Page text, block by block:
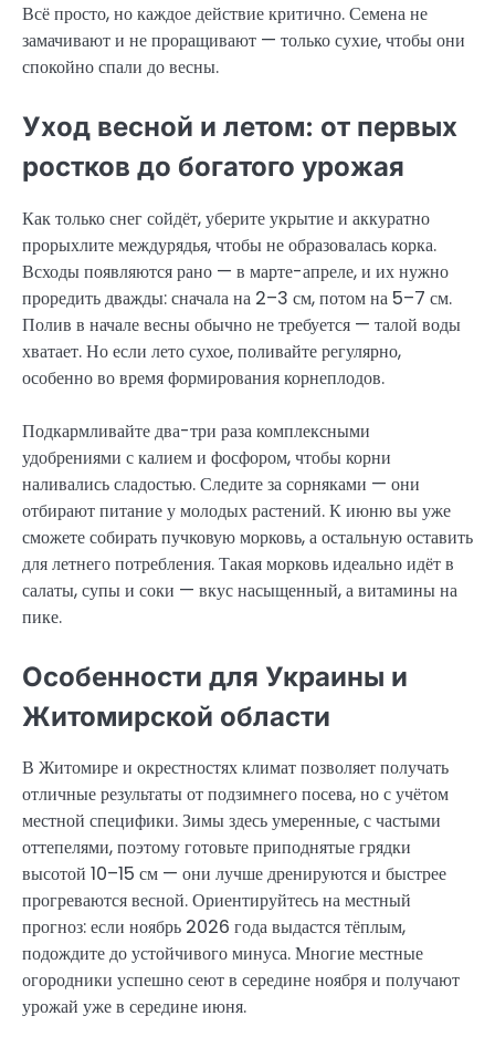
Всё просто, но каждое действие критично. Семена не
замачивают и не проращивают — только сухие, чтобы они
спокойно спали до весны.
Уход весной и летом: от первых
ростков до богатого урожая
Как только снег сойдёт, уберите укрытие и аккуратно
прорыхлите междурядья, чтобы не образовалась корка.
Всходы появляются рано — в марте-апреле, и их нужно
проредить дважды: сначала на 2–3 см, потом на 5–7 см.
Полив в начале весны обычно не требуется — талой воды
хватает. Но если лето сухое, поливайте регулярно,
особенно во время формирования корнеплодов.
Подкармливайте два-три раза комплексными
удобрениями с калием и фосфором, чтобы корни
наливались сладостью. Следите за сорняками — они
отбирают питание у молодых растений. К июню вы уже
сможете собирать пучковую морковь, а остальную оставить
для летнего потребления. Такая морковь идеально идёт в
салаты, супы и соки — вкус насыщенный, а витамины на
пике.
Особенности для Украины и
Житомирской области
В Житомире и окрестностях климат позволяет получать
отличные результаты от подзимнего посева, но с учётом
местной специфики. Зимы здесь умеренные, с частыми
оттепелями, поэтому готовьте приподнятые грядки
высотой 10–15 см — они лучше дренируются и быстрее
прогреваются весной. Ориентируйтесь на местный
прогноз: если ноябрь 2026 года выдастся тёплым,
подождите до устойчивого минуса. Многие местные
огородники успешно сеют в середине ноября и получают
урожай уже в середине июня.